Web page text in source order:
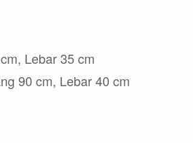
Lebar 35 cm
90 cm, Lebar 40 cm